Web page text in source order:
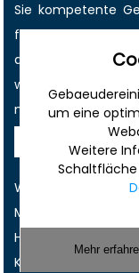
Sie kompetente
für
den größten
wichtige Termine ,
mehr!
Sonstiges
Werbung
Musterverträge und
Hilfe
Kontakt
um eine
Weitere
Schaltfläche
Mehr